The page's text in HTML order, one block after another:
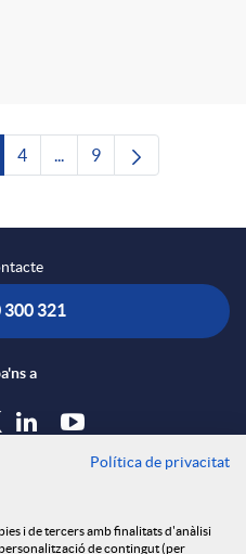
Pàgina
4 ...Pàgines intermèdies
Pàgina
9
300 321
a
cookies
Política de privacitat
i de tercers amb finalitats d'anàlisi
de contingut (per